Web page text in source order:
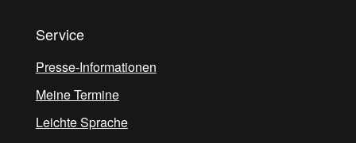
Service
Presse-Informationen
Meine Termine
Leichte Sprache